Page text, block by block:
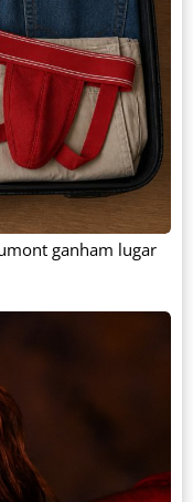
ganham lugar